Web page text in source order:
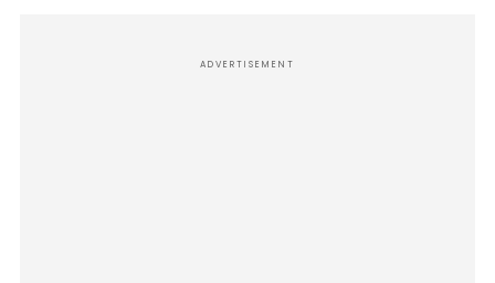
ADVERTISEMENT